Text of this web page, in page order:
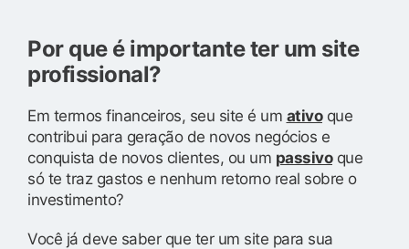
Por que é importante ter um site
profissional?
Em termos financeiros, seu site é um ativoque
contribui para geração de novos negócios e
conquista de novos clientes, ou um passivoque
só te traz gastos e nenhum retorno real sobre o
investimento?
Você já deve saber que ter um site para sua